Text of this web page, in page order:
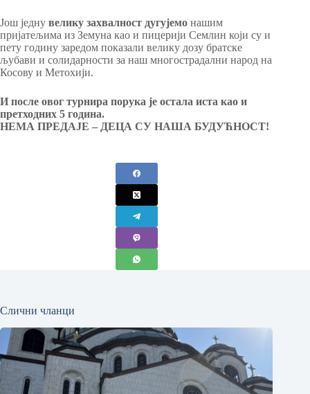
Још једну велику захвалност дугујемо нашим
пријатељима из Земуна као и пицерији Семлин који су и
пету годину заредом показали велику дозу братске
љубави и солидарности за наш многострадални народ на
Косову и Метохији.
И после овог турнира порука је остала иста као и
претходних 5 година.
НЕМА ПРЕДАЈЕ – ДЕЦА СУ НАША БУДУЋНОСТ!
Слични чланци